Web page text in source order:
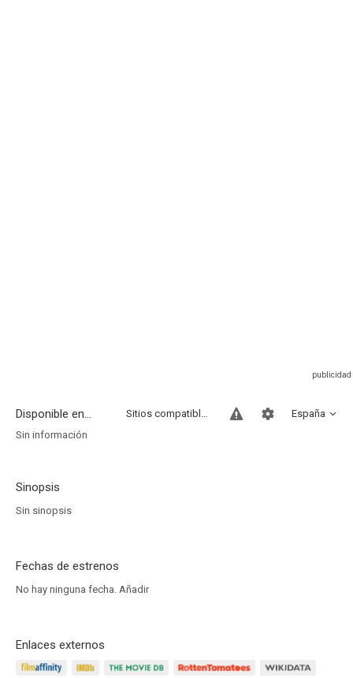
Disponible en... España
Sitios compatibles
Sin información
Sinopsis
Sin sinopsis
Fechas de estrenos
No hay ninguna fecha. Añadir
Enlaces externos